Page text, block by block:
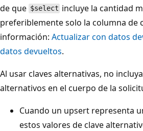
de que $select incluye la cantidad
preferiblemente solo la columna de
información: Actualizar con datos
datos devueltos.
Al usar claves alternativas, no
alternativos en el cuerpo de la
Cuando un upsert representa
estos valores de clave